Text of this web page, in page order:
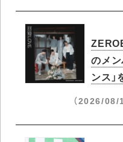
のメ
ンス
（2026/08/